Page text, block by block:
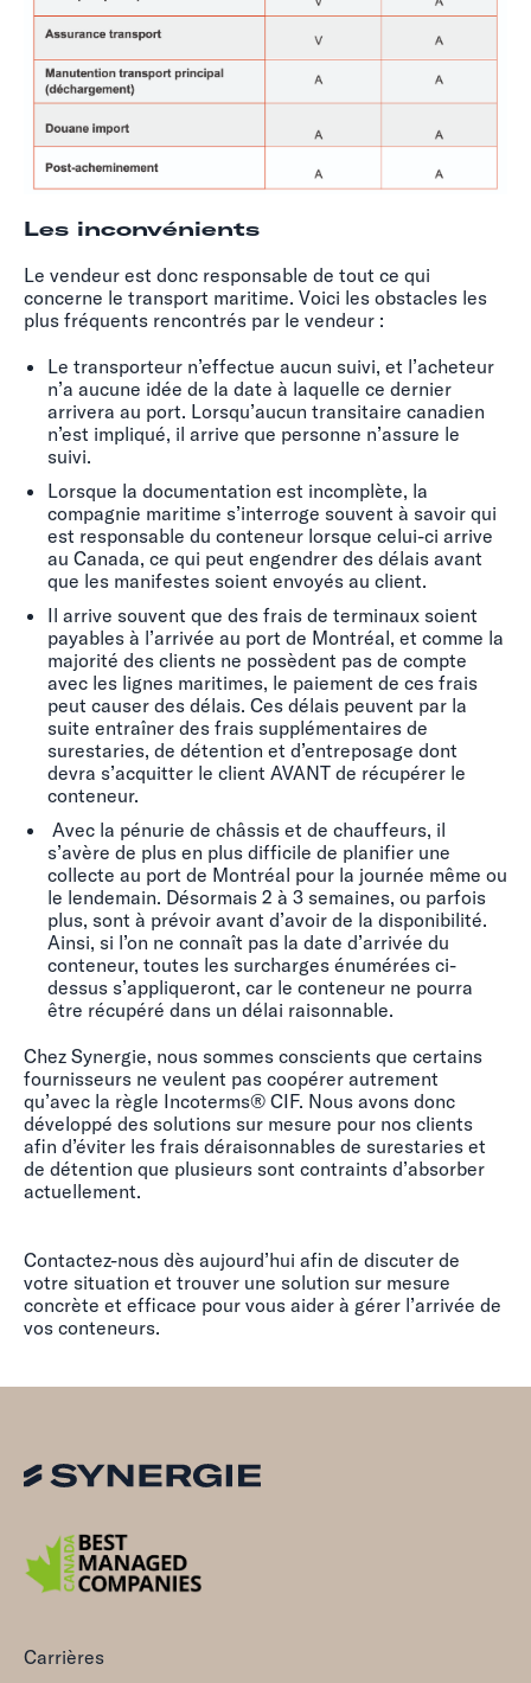
Les inconvénients
Le vendeur est donc responsable de tout ce qui
concerne le transport maritime. Voici les obstacles les
plus fréquents rencontrés par le vendeur :
Le transporteur n’effectue aucun suivi, et l’acheteur
n’a aucune idée de la date à laquelle ce dernier
arrivera au port. Lorsqu’aucun transitaire canadien
n’est impliqué, il arrive que personne n’assure le
suivi.
Lorsque la documentation est incomplète, la
compagnie maritime s’interroge souvent à savoir qui
est responsable du conteneur lorsque celui-ci arrive
au Canada, ce qui peut engendrer des délais avant
que les manifestes soient envoyés au client.
Il arrive souvent que des frais de terminaux soient
payables à l’arrivée au port de Montréal, et comme la
majorité des clients ne possèdent pas de compte
avec les lignes maritimes, le paiement de ces frais
peut causer des délais. Ces délais peuvent par la
suite entraîner des frais supplémentaires de
surestaries, de détention et d’entreposage dont
devra s’acquitter le client AVANT de récupérer le
conteneur.
Avec la pénurie de châssis et de chauffeurs, il
s’avère de plus en plus difficile de planifier une
collecte au port de Montréal pour la journée même ou
le lendemain. Désormais 2 à 3 semaines, ou parfois
plus, sont à prévoir avant d’avoir de la disponibilité.
Ainsi, si l’on ne connaît pas la date d’arrivée du
conteneur, toutes les surcharges énumérées ci-
dessus s’appliqueront, car le conteneur ne pourra
être récupéré dans un délai raisonnable.
Chez Synergie, nous sommes conscients que certains
fournisseurs ne veulent pas coopérer autrement
qu’avec la règle Incoterms® CIF. Nous avons donc
développé des solutions sur mesure pour nos clients
afin d’éviter les frais déraisonnables de surestaries et
de détention que plusieurs sont contraints d’absorber
actuellement.
Contactez-nous dès aujourd’hui afin de discuter de
votre situation et trouver une solution sur mesure
concrète et efficace pour vous aider à gérer l’arrivée de
vos conteneurs.
Carrières